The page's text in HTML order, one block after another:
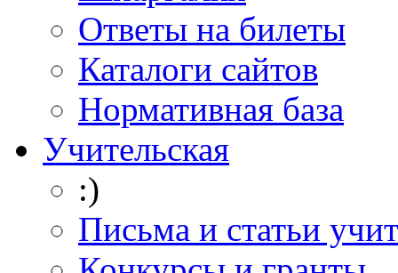
Ответы на билеты
Каталоги сайтов
Нормативная база
Учительская
:)
Письма и статьи